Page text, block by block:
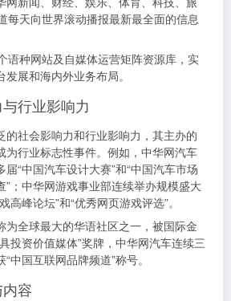
每天向世界滚动播报最新最全面的信息
语种网站及自媒体运营矩阵资源库，实
展和海内外业务布局。
行业影响力
的社会影响力和行业影响力，其主办的
为行业标志性事件。例如，中华网汽车
“中国汽车设计大赛”和“中国汽车市场
”；中华网游戏事业部连续举办规模盛大
高峰论坛”和“优秀网页游戏评选”。
为全球最大的华语社区之一，被国际金
投资价值媒体”奖牌，中华网汽车连续三
中国互联网品牌频道”称号。
容